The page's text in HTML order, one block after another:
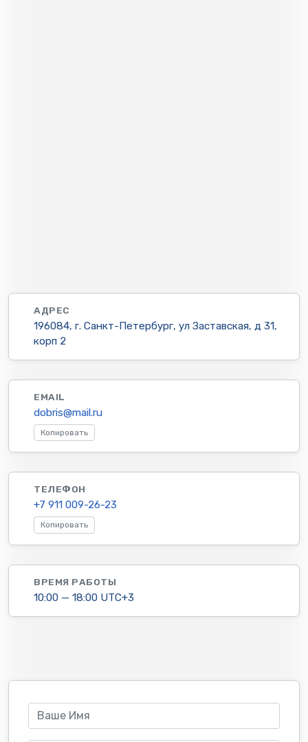
АДРЕС
196084, г. Санкт-Петербург, ул Заставская, д 31,
корп 2
EMAIL
dobris@mail.ru
Копировать
ТЕЛЕФОН
+7 911 009-26-23
Копировать
ВРЕМЯ РАБОТЫ
10:00 — 18:00 UTC+3